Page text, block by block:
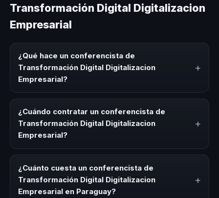
Transformación Digital Digitalizacion
Empresarial
¿Qué hace un conferencista de
Transformación Digital Digitalizacion
Empresarial?
+
Empresarial es un experto que comparte conocimiento,
estrategias y experiencias sobre este tema en eventos
corporativos, convenciones y seminarios. Su objetivo es
generar reflexión, inspiración y herramientas aplicables
para la audiencia.
¿Cuándo contratar un conferencista de
Transformación Digital Digitalizacion
Empresarial?
+
Digital Digitalizacion Empresarial para kick-offs,
convenciones anuales, programas de desarrollo, eventos
de integración o cuando tu organización necesita
impulsar un cambio cultural relacionado con esta
¿Cuánto cuesta un conferencista de
Transformación Digital Digitalizacion
Empresarial en Paraguay?
+